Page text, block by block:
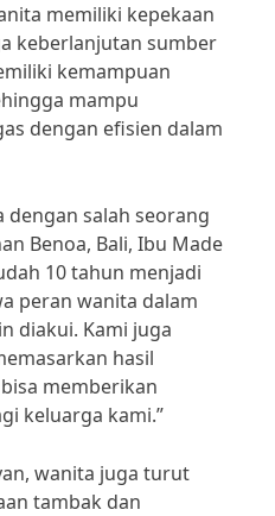
memiliki kepekaan
keberlanjutan sumber
kemampuan
mampu
dengan efisien dalam
dengan salah seorang
Benoa, Bali, Ibu Made
10 tahun menjadi
peran wanita dalam
diakui. Kami juga
hasil
memberikan
keluarga kami.”
wanita juga turut
tambak dan